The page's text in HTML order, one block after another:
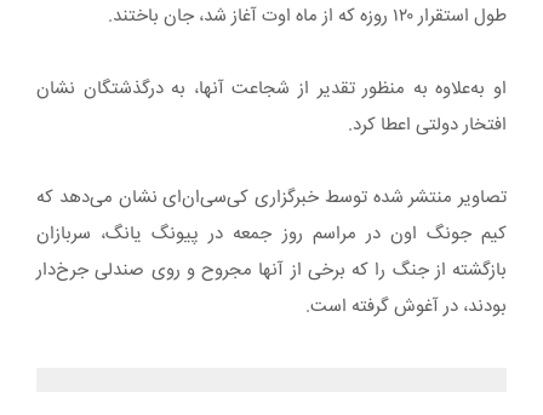
طول استقرار ۱۲۰ روزه که از ماه اوت آغاز شد، جان باختند.
او به‌علاوه به منظور تقدیر از شجاعت آنها، به درگذشتگان نشان
افتخار دولتی اعطا کرد.
تصاویر منتشر شده توسط خبرگزاری کی‌سی‌ان‌ای نشان می‌دهد که
کیم جونگ اون در مراسم روز جمعه در پیونگ یانگ، سربازان
بازگشته از جنگ را که برخی از آنها مجروح و روی صندلی جرخ‌دار
بودند، در آغوش گرفته است.